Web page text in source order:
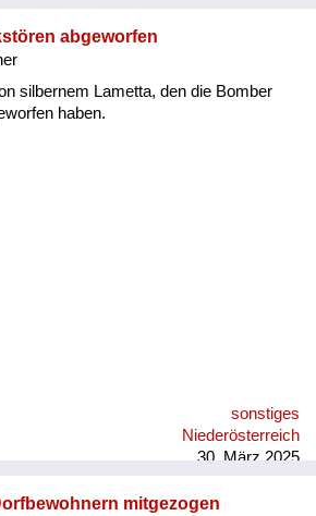
Das mit dem Judenstempel war nur,
die Schule gegangen ist und,
mit dem Lehrer gesprochen hat. Das
meiner Lehrfrau in der Schneiderei
abgeworfen
silbernem Lametta, den die Bomber
haben.
sonstiges
Niederösterreich
30. März 2025
mitgezogen